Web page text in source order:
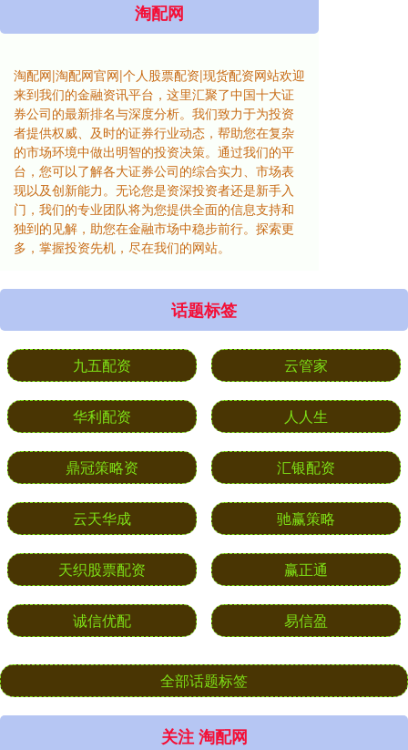
淘配网
淘配网|淘配网官网|个人股票配资|现货配资网站欢迎
来到我们的金融资讯平台，这里汇聚了中国十大证
券公司的最新排名与深度分析。我们致力于为投资
者提供权威、及时的证券行业动态，帮助您在复杂
的市场环境中做出明智的投资决策。通过我们的平
台，您可以了解各大证券公司的综合实力、市场表
现以及创新能力。无论您是资深投资者还是新手入
门，我们的专业团队将为您提供全面的信息支持和
独到的见解，助您在金融市场中稳步前行。探索更
多，掌握投资先机，尽在我们的网站。
话题标签
九五配资 云管家
华利配资 人人生
鼎冠策略资 汇银配资
云天华成 驰赢策略
天织股票配资 赢正通
诚信优配 易信盈
全部话题标签
关注 淘配网